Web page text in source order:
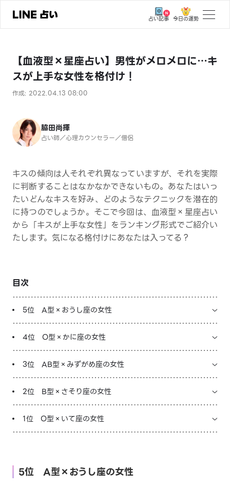
占い記事 今日の運勢
ユーザーの声
相談事例
おすすめの占い師
よくある質問
えもじの子（占）12星座占い
占い記事
お知らせ
【血液型×星座占い】男性がメロメロに…キ
スが上手な女性を格付け！
作成: 2022.04.13 08:00
脇田尚揮
占い師／心理カウンセラー／僧侶
キスの傾向は人それぞれ異なっていますが、それを実際
に判断することはなかなかできないもの。あなたはいっ
たいどんなキスを好み、どのようなテクニックを潜在的
に持つのでしょうか。そこで今回は、血液型×星座占い
から「キスが上手な女性」をランキング形式でご紹介い
たします。気になる格付けにあなたは入ってる？
目次
5位 A型×おうし座の女性
4位 O型×かに座の女性
3位 AB型×みずがめ座の女性
2位 B型×さそり座の女性
1位 O型×いて座の女性
5位 A型×おうし座の女性